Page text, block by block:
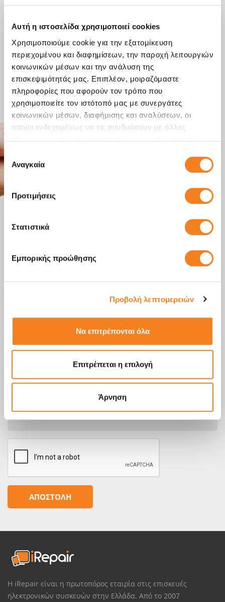
Αυτή η ιστοσελίδα χρησιμοποιεί cookies
Χρησιμοποιούμε cookie για την εξατομίκευση
περιεχομένου και διαφημίσεων, την παροχή λειτουργιών
κοινωνικών μέσων και την ανάλυση της
επισκεψιμότητάς μας. Επιπλέον, μοιραζόμαστε
πληροφορίες που αφορούν τον τρόπο που
χρησιμοποιείτε τον ιστότοπό μας με συνεργάτες
κοινωνικών μέσων, διαφήμισης και αναλύσεων, οι
οποίοι ενδεχομένως να τις συνδυάσουν με άλλες
των υπηρεσιών τους.
Επιλογή
συγκατάθεσης
Αναγκαία
Προτιμήσεις
Στατιστικά
Εμπορικής προώθησης
Προβολή λεπτομερειών
Να επιτρέπονται όλα
Επιτρέπεται η επιλογή
Άρνηση
Στείλε μαςμήνυμα
Έχεις κάποια ερώτηση; Έχουμε τις απαντήσεις.
Στείλε μας μήνυμα γράφοντας τις ερωτήσεις, τα σχόλια ή
τις εντυπώσεις σου απευθείας στο κατάστημα και θα
επικοινωνήσουμε μαζί σου το συντομότερο δυνατόν.
Η iRepair είναι η πρωτοπόρος εταιρία στις επισκευές
ηλεκτρονικών συσκευών στην Ελλάδα. Από το 2007